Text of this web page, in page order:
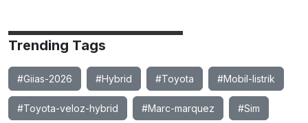
Trending Tags
#Giias-2026 #Hybrid #Toyota #Mobil-listrik
#Toyota-veloz-hybrid #Marc-marquez #Sim